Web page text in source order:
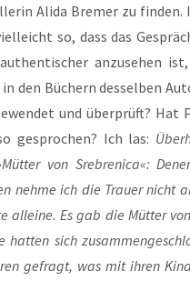
Ali­da Bre­mer zu fin­den.
so, dass das
anzu­se­hen
in den Büchern des­sel­ben
und über­prüft?
gespro­chen? Ich las:
von Sre­bre­ni­ca«:
neh­me ich die Trau­er nicht
allei­ne. Es gab die Müt­ter
hat­ten sich
gefragt, was mit ihren